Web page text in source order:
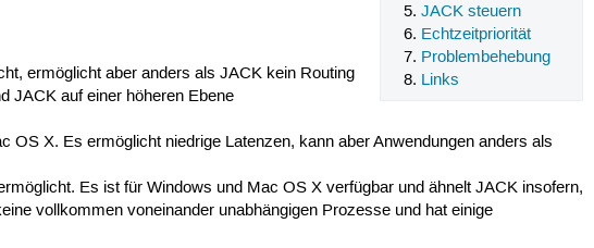
JACK steuern
Echtzeitpriorität
Problembehebung
Links
ermöglicht aber anders als JACK kein Routing
JACK auf einer höheren Ebene
X. Es ermöglicht niedrige Latenzen, kann aber Anwendungen anders als
Es ist für Windows und Mac OS X verfügbar und ähnelt JACK insofern,
vollkommen voneinander unabhängigen Prozesse und hat einige